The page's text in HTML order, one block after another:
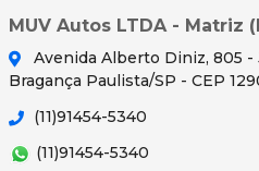
MUV Autos LTDA - Matriz
Avenida Alberto Diniz, 805 -
Bragança Paulista/SP - CEP
(11)91454-5340
(11)91454-5340